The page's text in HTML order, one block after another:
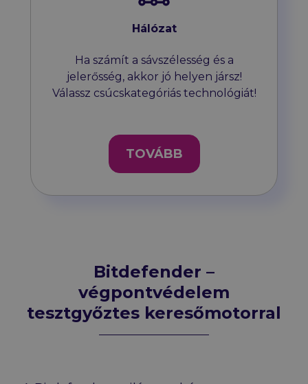
Hálózat
Ha számít a sávszélesség és a
jelerősség, akkor jó helyen jársz!
Válassz csúcskategóriás technológiát!
TOVÁBB
Bitdefender –
végpontvédelem
tesztgyőztes keresőmotorral